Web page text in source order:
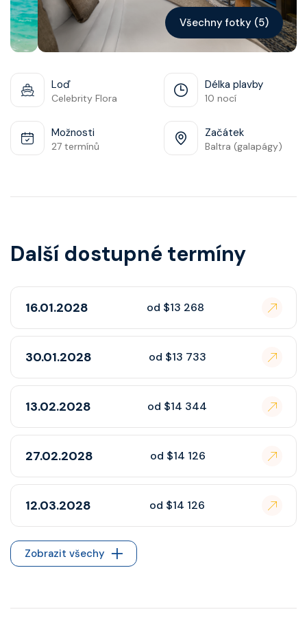
Vyhledat plavbu Všechny fotky (5)
Loď
Celebrity Flora
Délka plavby
10 nocí
Možnosti
27 termínů
Začátek
Baltra (galapágy)
Další dostupné termíny
16.01.2028 od $13 268
30.01.2028 od $13 733
13.02.2028 od $14 344
27.02.2028 od $14 126
12.03.2028 od $14 126
Zobrazit všechy